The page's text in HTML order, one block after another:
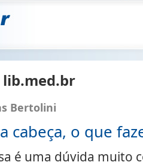
lib.med.br
Bertolini
cabeça, o que
é uma dúvida muito